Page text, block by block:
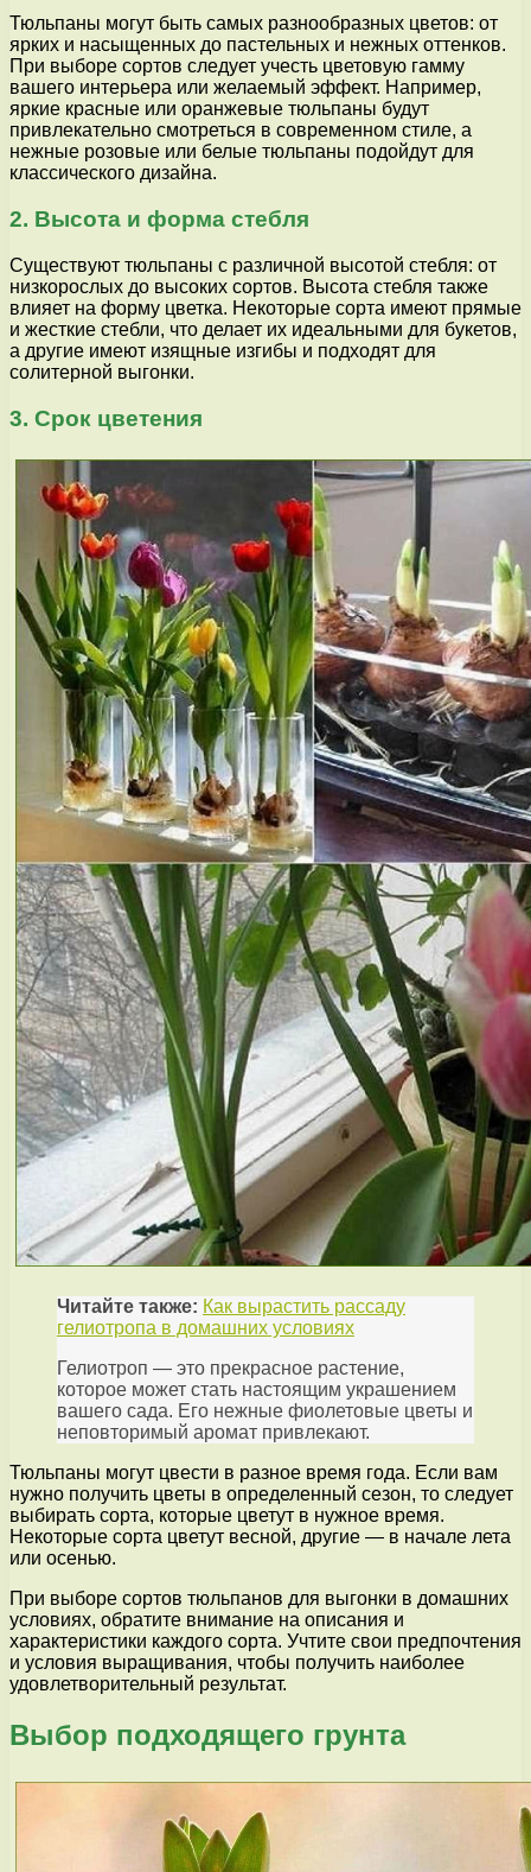
Тюльпаны могут быть самых разнообразных цветов: от
ярких и насыщенных до пастельных и нежных оттенков.
При выборе сортов следует учесть цветовую гамму
вашего интерьера или желаемый эффект. Например,
яркие красные или оранжевые тюльпаны будут
привлекательно смотреться в современном стиле, а
нежные розовые или белые тюльпаны подойдут для
классического дизайна.
2. Высота и форма стебля
Существуют тюльпаны с различной высотой стебля: от
низкорослых до высоких сортов. Высота стебля также
влияет на форму цветка. Некоторые сорта имеют прямые
и жесткие стебли, что делает их идеальными для букетов,
а другие имеют изящные изгибы и подходят для
солитерной выгонки.
3. Срок цветения
Читайте также: Как вырастить рассаду
гелиотропа в домашних условиях
Гелиотроп — это прекрасное растение,
которое может стать настоящим украшением
вашего сада. Его нежные фиолетовые цветы и
неповторимый аромат привлекают.
Тюльпаны могут цвести в разное время года. Если вам
нужно получить цветы в определенный сезон, то следует
выбирать сорта, которые цветут в нужное время.
Некоторые сорта цветут весной, другие — в начале лета
или осенью.
При выборе сортов тюльпанов для выгонки в домашних
условиях, обратите внимание на описания и
характеристики каждого сорта. Учтите свои предпочтения
и условия выращивания, чтобы получить наиболее
удовлетворительный результат.
Выбор подходящего грунта